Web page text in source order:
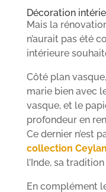
Décoration
Mais la
n’aurait pas été
intérieure
Côté plan
marie bien avec
vasque, et le
profondeur en
Ce dernier n’est
collection Ceylan
l’Inde, sa
En complément